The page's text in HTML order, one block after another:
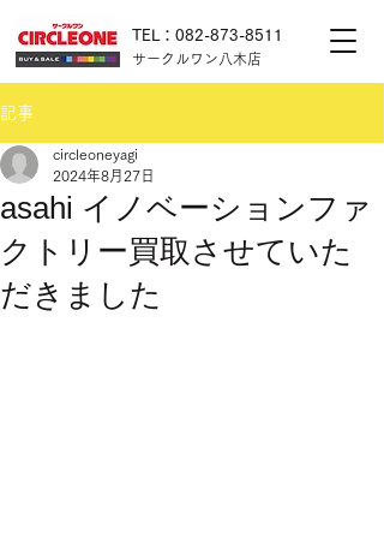
サークルワン八木店
TEL：082-873-8511
記事
asahi イノベーションファ
クトリー買取させていた
だきました
circleoneyagi
2024年8月27日